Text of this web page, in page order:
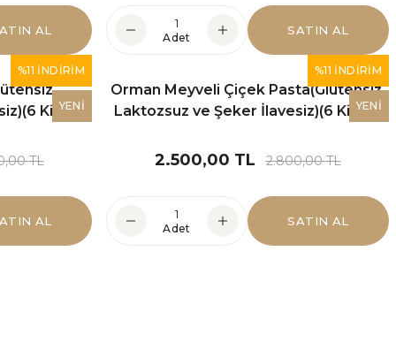
440,00 TL
SATIN AL
AL
Adet
SATIN AL
%11 İNDİRİM
YENİ
Kişilik)
TL
AL
%11 İNDİRİM
YENİ
Orman Meyveli Çiçek Pasta(Glütensiz,
Laktozsuz ve Şeker İlavesiz)(6 Kişilik)
2.500,00 TL 2.800,00 TL
Adet
SATIN AL